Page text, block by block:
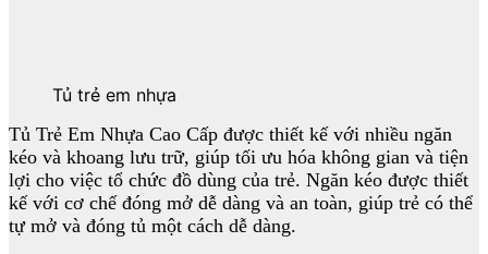
Tủ trẻ em nhựa
Tủ Trẻ Em Nhựa Cao Cấp được thiết kế với nhiều ngăn
kéo và khoang lưu trữ, giúp tối ưu hóa không gian và tiện
lợi cho việc tổ chức đồ dùng của trẻ. Ngăn kéo được thiết
kế với cơ chế đóng mở dễ dàng và an toàn, giúp trẻ có thể
tự mở và đóng tủ một cách dễ dàng.